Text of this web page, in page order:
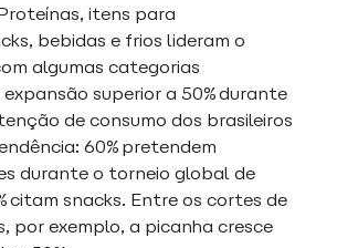
itens para
bebidas e frios lideram o
algumas categorias
superior a 50% durante
de consumo dos brasileiros
60% pretendem
durante o torneio global de
citam snacks. Entre os cortes de
por exemplo, a picanha cresce